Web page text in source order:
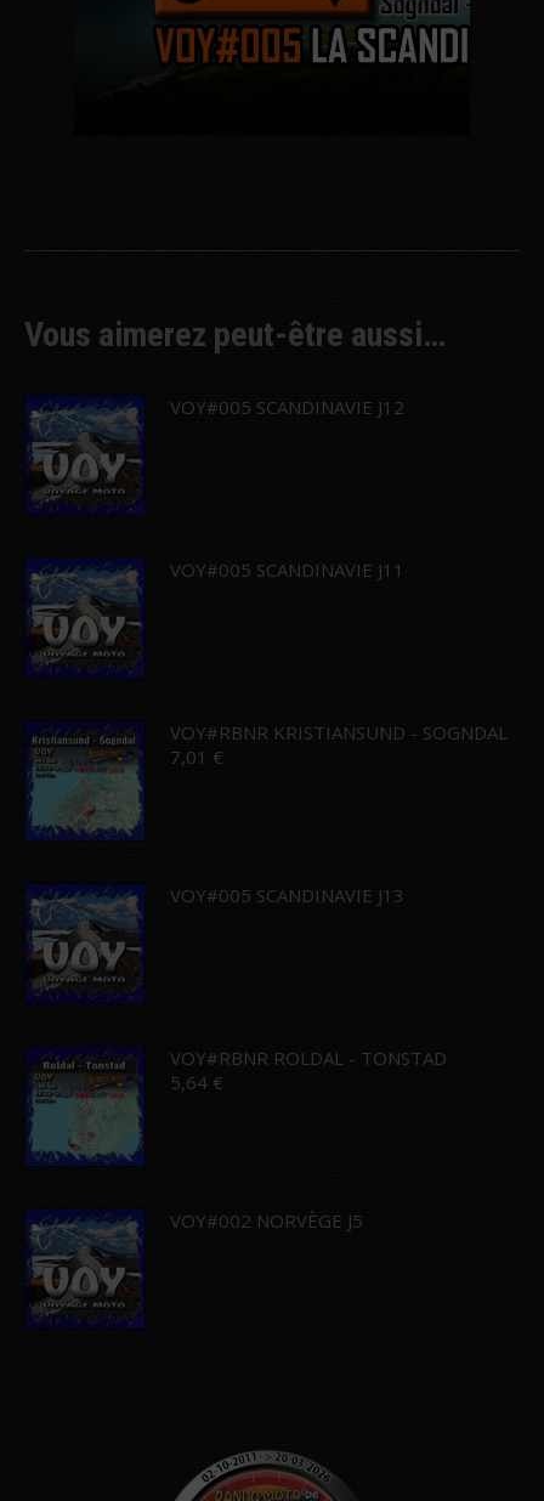
Vous aimerez peut-être aussi…
VOY#005 SCANDINAVIE J12
VOY#005 SCANDINAVIE J11
VOY#RBNR KRISTIANSUND - SOGNDAL
7,01 €
VOY#005 SCANDINAVIE J13
VOY#RBNR ROLDAL - TONSTAD
5,64 €
VOY#002 NORVÈGE J5